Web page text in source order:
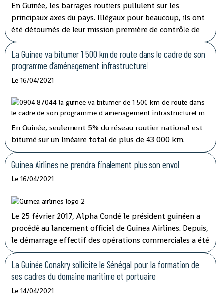
En Guinée, les barrages routiers pullulent sur les
principaux axes du pays. Illégaux pour beaucoup, ils ont
été détournés de leur mission première de contrôle de
sécurité pour devenir des niches de rançonnement. Le
préjudice causé aux transporteurs et aux usagers de la
route est important.
La Guinée va bitumer 1 500 km de route dans le cadre de son
programme d’aménagement infrastructurel
Le 16/04/2021
En Guinée, seulement 5% du réseau routier national est
bitumé sur un linéaire total de plus de 43 000 km.
Jusqu’ici, les fonds alloués à l’entretien routier sont
insuffisants alors que plusieurs axes vitaux du pays sont
dans un état critique.
Guinea Airlines ne prendra finalement plus son envol
Le 16/04/2021
Le 25 février 2017, Alpha Condé le président guinéen a
procédé au lancement officiel de Guinea Airlines. Depuis,
le démarrage effectif des opérations commerciales a été
reporté à plusieurs reprises. Le sort de la compagnie a
finalement été tranché par l'Etat qui détenait 20% des
parts.
La Guinée Conakry sollicite le Sénégal pour la formation de
ses cadres du domaine maritime et portuaire
Le 14/04/2021